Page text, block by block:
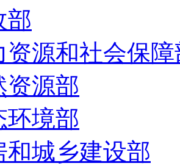
部
资源和社会保
资源部
环境部
和城乡建设部